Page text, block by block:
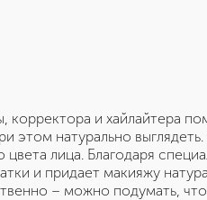
корректора и хайлайтера
этом натурально
цвета лица. Благодаря
и придает макияжу
– можно подумать,